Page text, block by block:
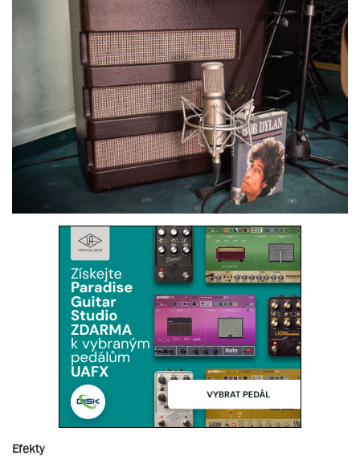
Efekty